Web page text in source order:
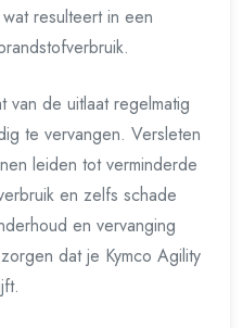
resulteert in een
van de uitlaat regelmatig
te vervangen. Versleten
leiden tot verminderde
en zelfs schade
en vervanging
dat je Kymco Agility